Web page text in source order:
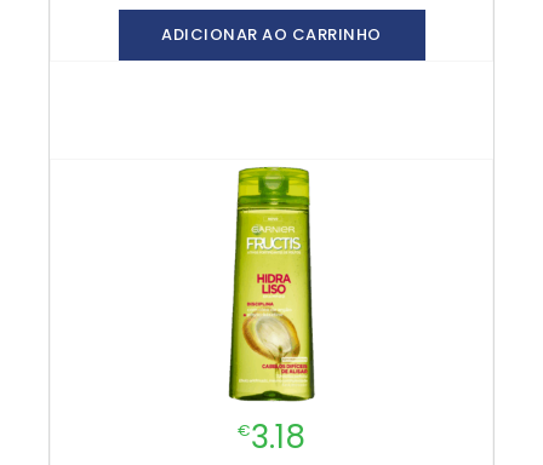
ADICIONAR AO CARRINHO
€3.18